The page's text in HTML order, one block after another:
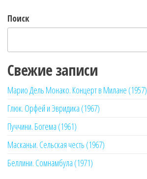
Поиск
Свежие записи
Марио Дель Монако. Концерт в Милане (1957)
Глюк. Орфей и Эвридика (1967)
Пуччини. Богема (1961)
Масканьи. Сельская честь (1967)
Беллини. Сомнамбула (1971)